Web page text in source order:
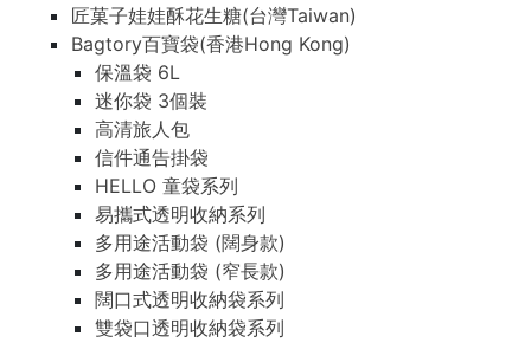
匠菓子娃娃酥花生糖(台灣Taiwan)
Bagtory百寶袋(香港Hong Kong)
保溫袋 6L
迷你袋 3個裝
高清旅人包
信件通告掛袋
HELLO 童袋系列
易攜式透明收納系列
多用途活動袋 (闊身款)
多用途活動袋 (窄長款)
闊口式透明收納袋系列
雙袋口透明收納袋系列